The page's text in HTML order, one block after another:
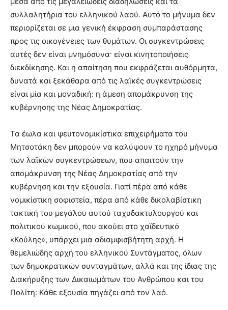
συλλαλητήρια του ελληνικού λαού. Αυτό το μήνυμα δεν
περιορίζεται σε μια γενική έκφραση συμπαράστασης
προς τις οικογένειες των θυμάτων. Οι συγκεντρώσεις
αυτές δεν είναι μνημόσυνα· είναι κινητοποιήσεις
διεκδίκησης. Και η απαίτηση που εκφράζεται αυθόρμητα,
δυνατά και ξεκάθαρα από τις λαϊκές συγκεντρώσεις
είναι μία και μοναδική: η άμεση απομάκρυνση της
κυβέρνησης της Νέας Δημοκρατίας.
Τα έωλα και ψευτονομικίστικα επιχειρήματα του
Μητσοτάκη δεν μπορούν να καλύψουν το ηχηρό μήνυμα
των λαϊκών συγκεντρώσεων, που απαιτούν την
απομάκρυνση της Νέας Δημοκρατίας από την
κυβέρνηση και την εξουσία. Γιατί πέρα από κάθε
νομικίστικη σοφιστεία, πέρα από κάθε δικολαβίστικη
τακτική του μεγάλου αυτού ταχυδακτυλουργού και
πολιτικού κωμικoύ, που ακούει στο χαϊδευτικό
«Κούλης», υπάρχει μια αδιαμφισβήτητη αρχή. Η
θεμελιώδης αρχή του ελληνικού Συντάγματος, όλων
των δημοκρατικών συνταγμάτων, αλλά και της ίδιας της
Διακήρυξης των Δικαιωμάτων του Ανθρώπου και του
Πολίτη: Κάθε εξουσία πηγάζει από τον λαό.